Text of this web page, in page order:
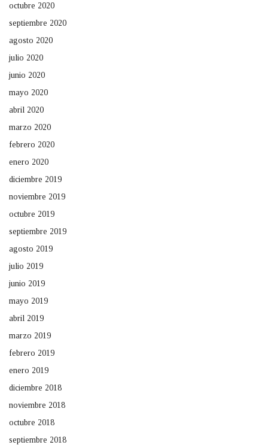
octubre 2020
septiembre 2020
agosto 2020
julio 2020
junio 2020
mayo 2020
abril 2020
marzo 2020
febrero 2020
enero 2020
diciembre 2019
noviembre 2019
octubre 2019
septiembre 2019
agosto 2019
julio 2019
junio 2019
mayo 2019
abril 2019
marzo 2019
febrero 2019
enero 2019
diciembre 2018
noviembre 2018
octubre 2018
septiembre 2018